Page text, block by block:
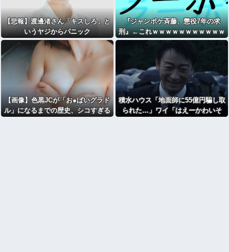
【悲報】渡邊渚さん「キスしろ」と
いうヤジからパニック
に・・・・・・・・・
『ジャンポケ斉藤、懲役7年の求
刑』←これｗｗｗｗｗｗｗｗｗｗｗ
ｗｗｗｗｗｗｗ
【画像】色黒JCが「お●ぱいグラド
ル」になるまでの歴史、シコすぎる
積水ハウス「地面師に55億円騙し取
られた…」ワイ「はえーかわいそ